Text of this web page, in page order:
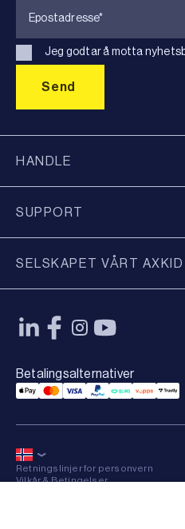
Jeg godtar å motta
HANDLE
SUPPORT
SELSKAPET VÅRT AXKID
Betalingsalternativer
Applepay Payment
Mastercard Payment
Visa Payment
Paypal Payment
Qliro Payment
Vipps
Retningslinjer for personvern
Vilkår & Betingelser